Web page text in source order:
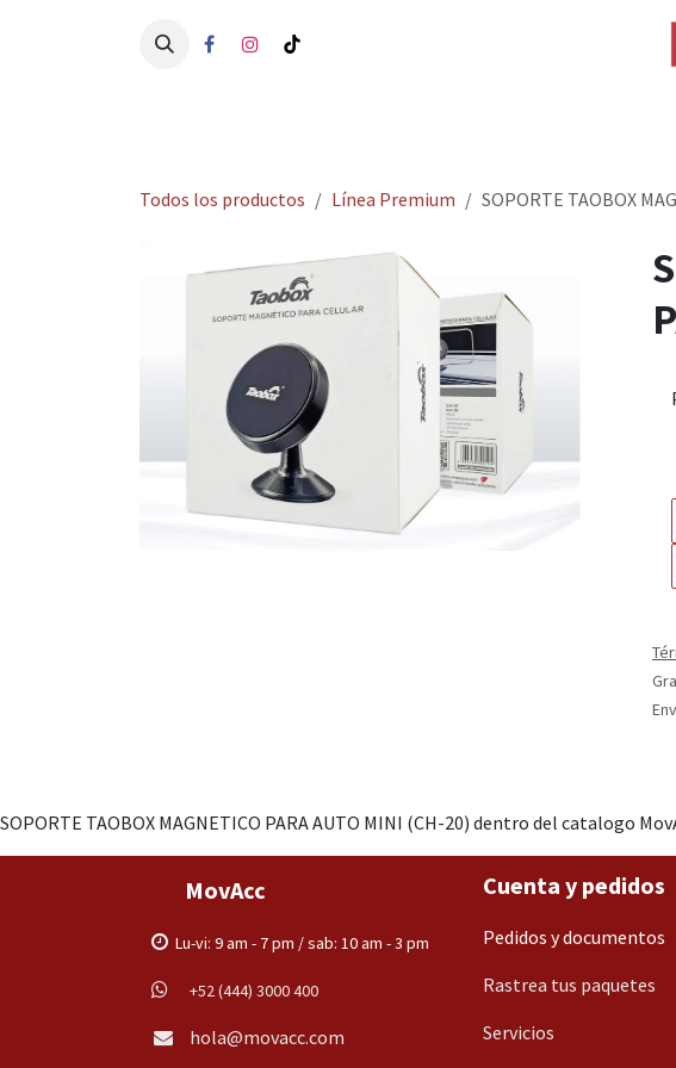
Todos los productos Línea Premium SOPORTE TAOBOX
SOPORTE TAOBOX MAGNETICO PARA AUTO MINI (CH-20) dentro del catalogo
MovAcc
Lu-vi: 9 am - 7 pm / sab: 10 am - 3 pm
+52 (444) 3000 400
hola@movacc.com
Cuenta y pedidos
Pedidos y documentos
Rastrea tus paquetes
Servicios